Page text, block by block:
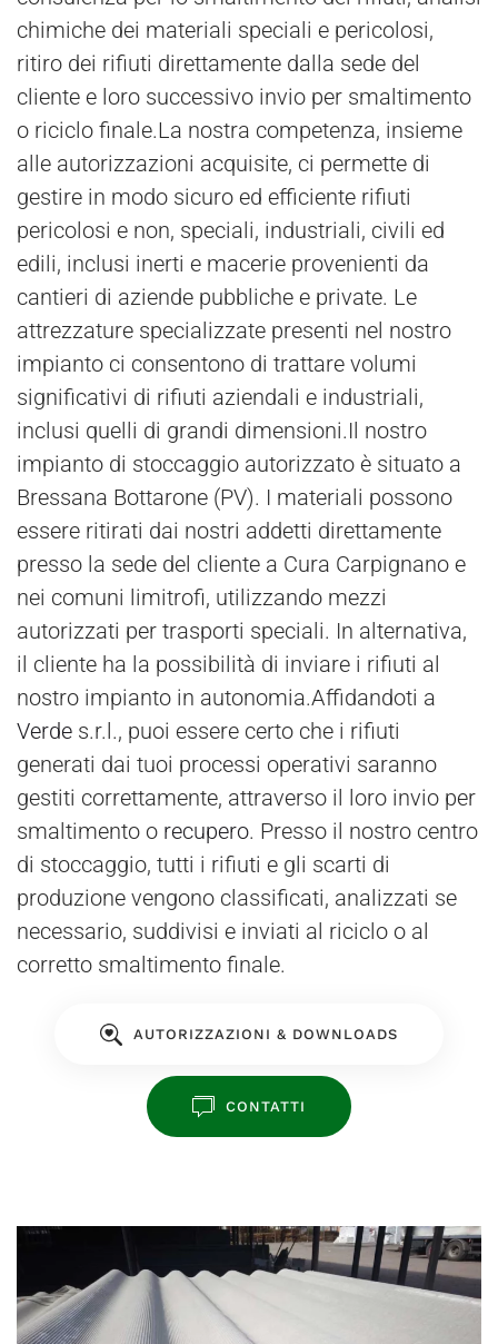
chimiche dei materiali speciali e pericolosi,
ritiro dei rifiuti direttamente dalla sede del
cliente e loro successivo invio per smaltimento
o riciclo finale.La nostra competenza, insieme
alle autorizzazioni acquisite, ci permette di
gestire in modo sicuro ed efficiente rifiuti
pericolosi e non, speciali, industriali, civili ed
edili, inclusi inerti e macerie provenienti da
cantieri di aziende pubbliche e private. Le
attrezzature specializzate presenti nel nostro
impianto ci consentono di trattare volumi
significativi di rifiuti aziendali e industriali,
inclusi quelli di grandi dimensioni.Il nostro
impianto di stoccaggio autorizzato è situato a
Bressana Bottarone (PV). I materiali possono
essere ritirati dai nostri addetti direttamente
presso la sede del cliente a Cura Carpignano e
nei comuni limitrofi, utilizzando mezzi
autorizzati per trasporti speciali. In alternativa,
il cliente ha la possibilità di inviare i rifiuti al
nostro impianto in autonomia.Affidandoti a
Verde s.r.l., puoi essere certo che i rifiuti
generati dai tuoi processi operativi saranno
gestiti correttamente, attraverso il loro invio per
smaltimento o recupero. Presso il nostro centro
di stoccaggio, tutti i rifiuti e gli scarti di
produzione vengono classificati, analizzati se
necessario, suddivisi e inviati al riciclo o al
corretto smaltimento finale.
AUTORIZZAZIONI & DOWNLOADS
CONTATTI